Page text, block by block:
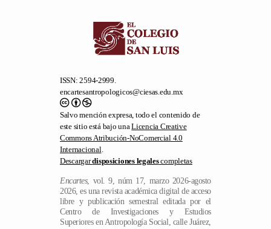
ISSN: 2594-2999.
encartesantropologicos@ciesas.edu.mx
Salvo mención expresa, todo el contenido de
este sitio está bajo unaLicencia Creative
Commons Atribución-NoComercial 4.0
Internacional.
Descargardisposiciones legalescompletas
Encartes, vol. 9, núm 17, marzo 2026-agosto
2026, es una revista académica digital de acceso
libre y publicación semestral editada por el
Centro de Investigaciones y Estudios
Superiores en Antropología Social, calle Juárez,